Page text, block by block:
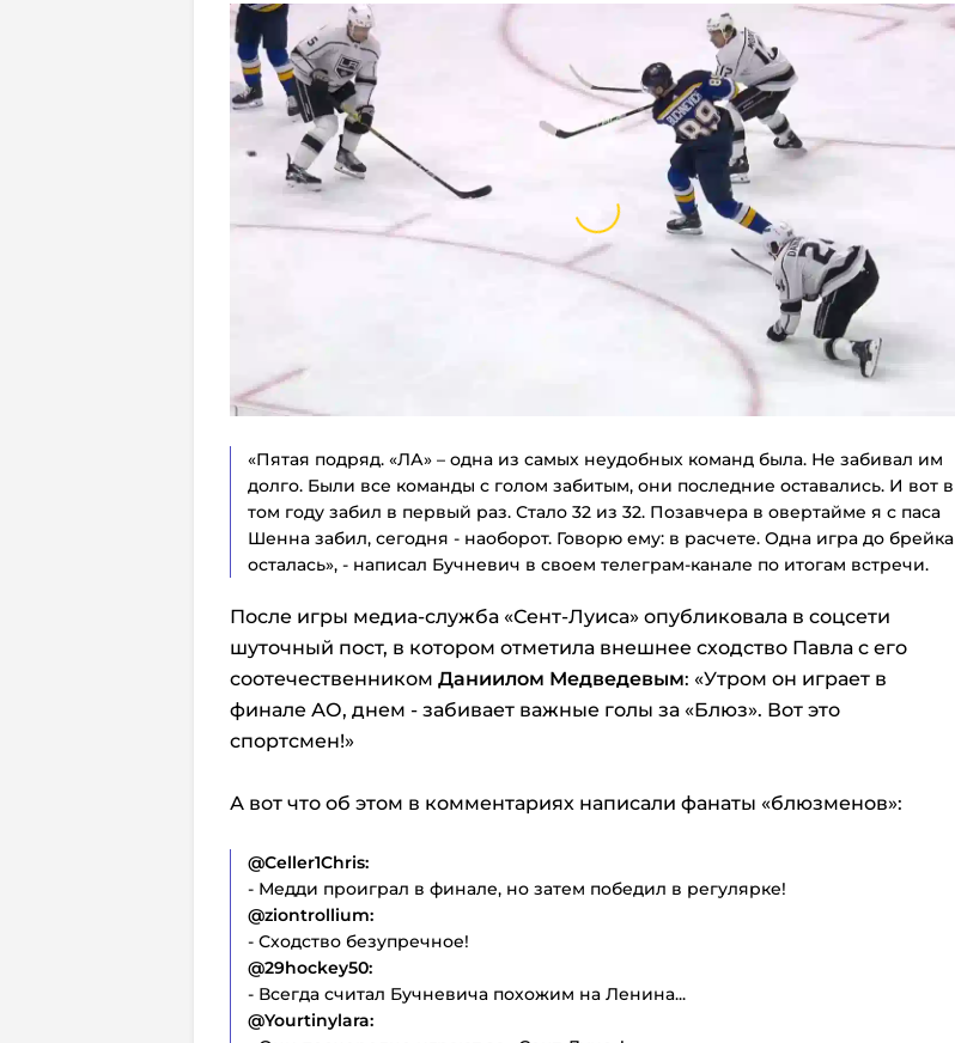
«Пятая подряд. «ЛА» – одна из самых неудобных команд была. Не забивал им
долго. Были все команды с голом забитым, они последние оставались. И вот в
том году забил в первый раз. Стало 32 из 32. Позавчера в овертайме я с паса
Шенна забил, сегодня - наоборот. Говорю ему: в расчете. Одна игра до брейка
осталась», - написал Бучневич в своем телеграм-канале по итогам встречи.
После игры медиа-служба «Сент-Луиса» опубликовала в соцсети
шуточный пост, в котором отметила внешнее сходство Павла с его
соотечественником Даниилом Медведевым: «Утром он играет в
финале АО, днем - забивает важные голы за «Блюз». Вот это
спортсмен!»
А вот что об этом в комментариях написали фанаты «блюзменов»:
@Celler1Chris:
- Медди проиграл в финале, но затем победил в регулярке!
@ziontrollium:
- Сходство безупречное!
@29hockey50:
- Всегда считал Бучневича похожим на Ленина...
@Yourtinylara: